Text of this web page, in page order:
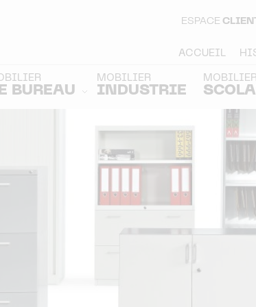
ESPACE
ACCUEIL
BUREAU
MOBILIER
INDUSTRIE
MOBILIER